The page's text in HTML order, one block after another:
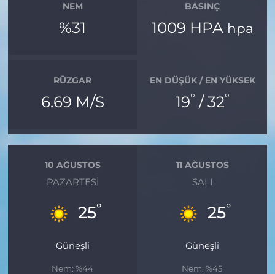
NEM
%31
BASINÇ
1009 HPA hpa
RÜZGAR
6.69 M/S
EN DÜŞÜK / EN YÜKSEK
19° / 32°
10 AĞUSTOS
PAZARTESI
25°
Güneşli
Nem: %44
11 AĞUSTOS
SALI
25°
Güneşli
Nem: %45